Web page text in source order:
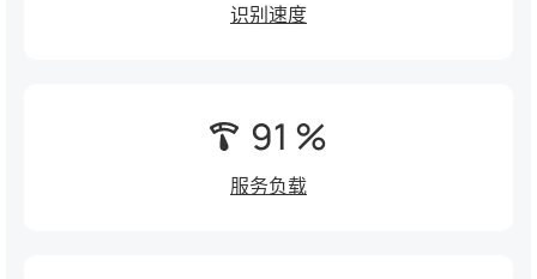
识别速度
91 %
服务负载